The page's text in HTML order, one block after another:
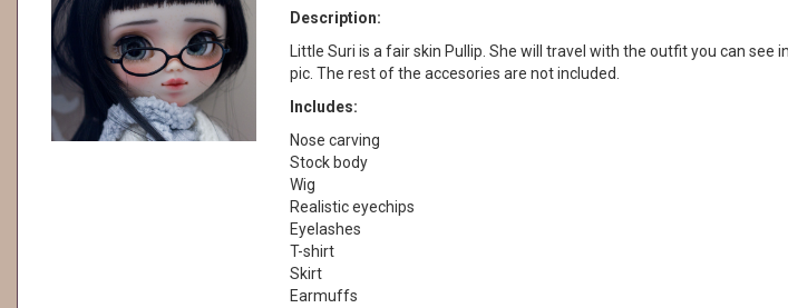
Description:
Little Suri is a fair skin Pullip. She will travel with the outfit you can see
pic. The rest of the accesories are not included.
Includes:
Nose carving
Stock body
Wig
Realistic eyechips
Eyelashes
T-shirt
Skirt
Earmuffs